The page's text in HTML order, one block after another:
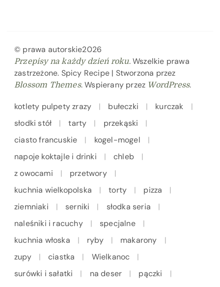
© prawa autorskie2026
Przepisy na każdy dzień roku. Wszelkie prawa
zastrzeżone. Spicy Recipe | Stworzona przez
Blossom Themes. Wspierany przez WordPress.
kotlety pulpety zrazy bułeczki
kurczak
słodki stół
tarty
przekąski
ciasto francuskie
kogel-mogel
napoje koktajle i drinki
chleb
z owocami
przetwory
kuchnia wielkopolska
torty
pizza
ziemniaki
serniki
słodka seria
naleśniki i racuchy
specjalne
kuchnia włoska
ryby
makarony
zupy
ciastka
Wielkanoc
surówki i sałatki
na deser
pączki